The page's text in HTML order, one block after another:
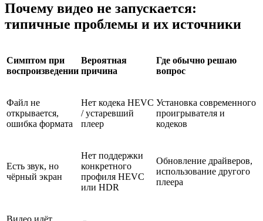
Почему видео не запускается:
типичные проблемы и их источники
Симптом при
воспроизведении
Вероятная
причина
Где обычно решаю
вопрос
Файл не
открывается,
ошибка формата
Нет кодека HEVC
/ устаревший
плеер
Установка современного
проигрывателя и
кодеков
Есть звук, но
чёрный экран
Нет поддержки
конкретного
профиля HEVC
или HDR
Обновление драйверов,
использование другого
плеера
Видео идёт